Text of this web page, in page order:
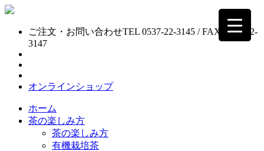
ご注文・お問い合わせTEL 0537-22-3145 / FAX 0537-22-
3147
オンラインショップ
ホーム
茶の楽しみ方
茶の楽しみ方
有機栽培茶